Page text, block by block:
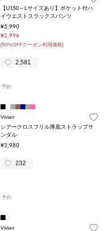
【U150～Lサイズあり】ポケット付ハ
イウエストスラックスパンツ
¥5,990
¥2,996
[50%OFFクーポン利用価格]
2,581
予約
Vivian
シアークロスフリル厚底ストラップサ
ンダル
¥3,980
232
予約
Vivian